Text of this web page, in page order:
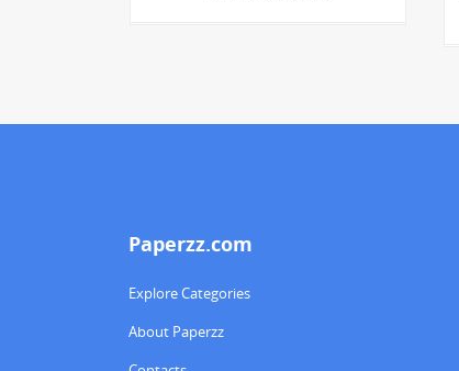
Paperzz.com
Explore Categories
About Paperzz